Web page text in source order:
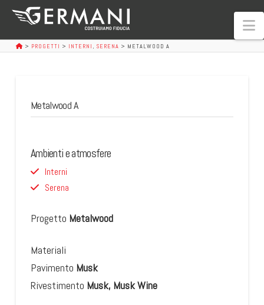
> PROGETTI > INTERNI , SERENA > METALWOOD A
Metalwood A
Ambienti e atmosfere
Interni
Serena
Progetto Metalwood
Materiali
Pavimento Musk
Rivestimento Musk, Musk Wine